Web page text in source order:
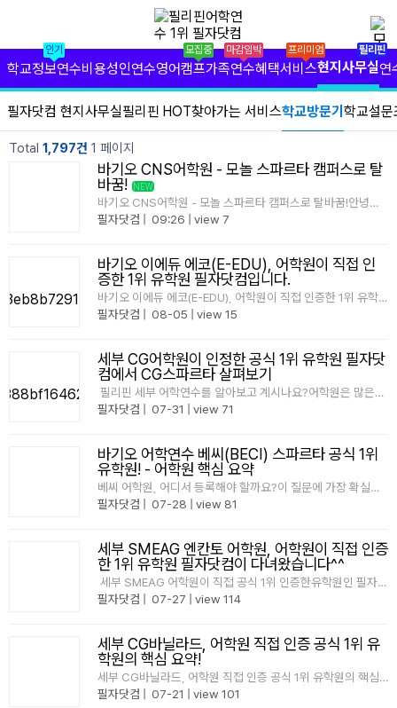
✕
필리핀 학원 정보
필리핀 연수 비용
유형별 필리핀 연수
필리핀 영어 캠프
필리핀 가족 연수
필자닷컴 프리미엄 서비스
필자닷컴 현지 사무실
필리핀 연수정보
필리핀 출국준비
필리핀 연계연수
필자뉴스
인기
학교정보연수비용성인연수
모집중
영어캠프
마감임박
가족연수
프리미엄
혜택서비스
필리핀
현지사무실연
필자닷컴 현지사무실필리핀 HOT찾아가는 서비스학교방문기 학교설문
Total 1,797건 1 페이지
바기오 CNS어학원 - 모놀 스파르타 캠퍼스로 탈
바꿈! NEW
바기오 CNS어학원 - 모놀 스파르타 캠퍼스로 탈바꿈!안녕하
세요, 필자닷컴입니다!바기오 어학연수를 준비 중이신 분들께
반가운 소식을 전해드립니다 ^^ 오는 9월 5일부터 바기오
필자닷컴 09:26 view 7
바기오 이에듀 에코(E-EDU), 어학원이 직접 인
증한 1위 유학원 필자닷컴입니다.
바기오 이에듀 에코(E-EDU), 어학원이 직접 인증한 1위 유학
원 필자닷컴입니다.바기오 이에듀 어학원이 직접 공식 1위 인
증한유학원은 바로 필자닷컴입니다."1위"는 스스로 정하는 것
필자닷컴 08-05 view 15
세부 CG어학원이 인정한 공식 1위 유학원 필자닷
컴에서 CG스파르타 살펴보기
필리핀 세부 어학연수를 알아보고 계시나요?어학원은 많은데
어디가 나에게 맞는지,또 어떤 유학원을 통해준비해야 할지 고
민되신다면필자닷컴을 가장 먼저 확인해 보세요. CG어학원
필자닷컴 07-31 view 71
바기오 어학연수 베씨(BECI) 스파르타 공식 1위
유학원! - 어학원 핵심 요약
베씨 어학원, 어디서 등록해야 할까요?이 질문에 가장 확실한
답을 드릴 수 있습니다.​베씨 어학원이 직접 인증한 사실이거든
요.2025년 베씨 어학원 등록생을 가장 많이보낸 유학원이 바
필자닷컴 07-28 view 81
세부 SMEAG 엔칸토 어학원, 어학원이 직접 인증
한 1위 유학원 필자닷컴이 다녀왔습니다^^
세부 SMEAG 어학원이 직접 공식 1위 인증한유학원인 필자닷
컴입니다~!"1위"는 스스로 정하는 것이 아닌진짜 1위는 어학원
이 직접 확인한데이터로 증명이 됩니다. SMEAG 어학원 학
필자닷컴 07-27 view 114
세부 CG바닐라드, 어학원 직접 인증 공식 1위 유
학원의 핵심 요약!
세부 CG바닐라드, 어학원 직접 인증 공식 1위 유학원의 핵심
요약!세부 어학연수, 어디서부터 준비해야 할지 막막하시죠?
어학원 선택도 중요하지만어떤 유학원을 통해 준비하느냐도정
필자닷컴 07-21 view 101